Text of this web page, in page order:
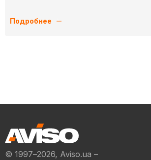
Подробнее
© 1997–2026, Aviso.ua –